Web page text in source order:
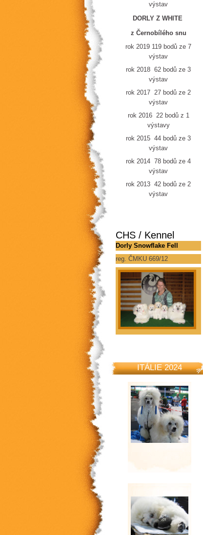
výstav
DORLY Z WHITE
z Černobílého snu
rok 2019 119 bodů ze 7
výstav
rok 2018 62 bodů ze 3
výstav
rok 2017 27 bodů ze 2
výstav
rok 2016 22 bodů z 1
výstavy
rok 2015 44 bodů ze 3
výstav
rok 2014 78 bodů ze 4
výstav
rok 2013 42 bodů ze 2
výstav
CHS / Kennel
Dorly Snowflake Fell
reg. ČMKU 669/12
ITÁLIE 2024